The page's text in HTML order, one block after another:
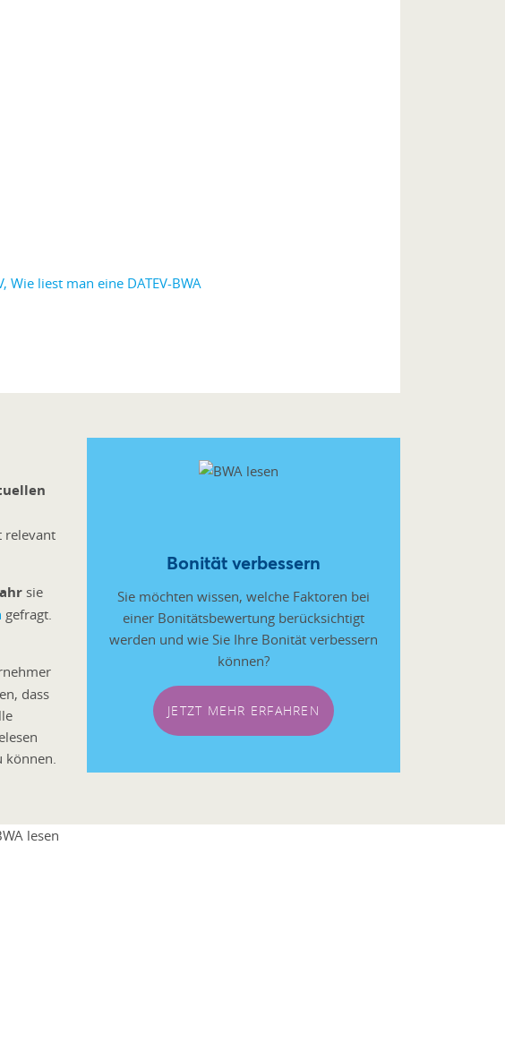
Wie liest man eine DATEV-BWA
relevant
sie
gefragt.
dass
können.
Bonität verbessern
Sie möchten wissen, welche Faktoren bei
einer Bonitätsbewertung berücksichtigt
werden und wie Sie Ihre Bonität verbessern
können?
JETZT MEHR ERFAHREN